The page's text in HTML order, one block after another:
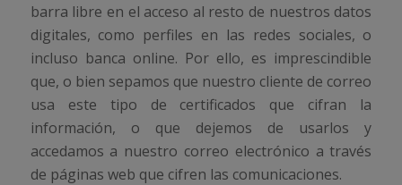
barra libre en el acceso al resto de nuestros datos
digitales, como perfiles en las redes sociales, o
incluso banca online. Por ello, es imprescindible
que, o bien sepamos que nuestro cliente de correo
usa este tipo de certificados que cifran la
información, o que dejemos de usarlos y
accedamos a nuestro correo electrónico a través
de páginas web que cifren las comunicaciones.